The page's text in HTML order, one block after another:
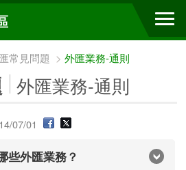
常見問題 >外匯業務-通則
外匯業務-通則
07/01
些外匯業務？